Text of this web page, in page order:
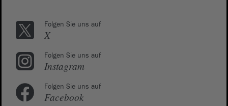
Folgen Sie uns auf
X
Folgen Sie uns auf
Instagram
Folgen Sie uns auf
Facebook